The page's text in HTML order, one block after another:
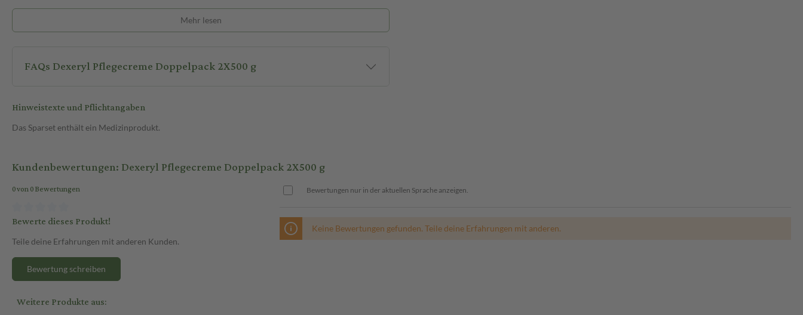
Mehr lesen
FAQs Dexeryl Pflegecreme Doppelpack 2X500 g
Hinweistexte und Pflichtangaben
Das Sparset enthält ein Medizinprodukt.
Kundenbewertungen: Dexeryl Pflegecreme Doppelpack 2X500 g
0 von 0 Bewertungen
Bewerte dieses Produkt!
Teile deine Erfahrungen mit anderen Kunden.
Bewertung schreiben
Bewertungen nur in der aktuellen Sprache anzeigen.
Keine Bewertungen gefunden. Teile deine Erfahrungen mit anderen.
Weitere Produkte aus: